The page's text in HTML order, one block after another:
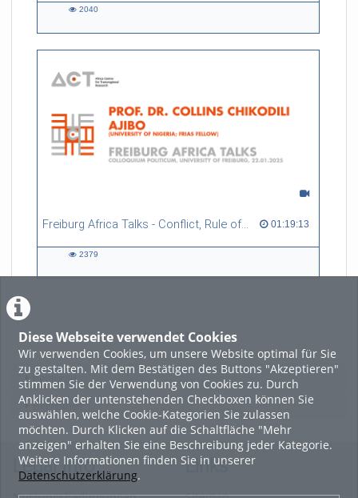
Diese Webseite verwendet Cookies
Wir verwenden Cookies, um unsere Website optimal für Sie
zu gestalten. Mit dem Bestätigen des Buttons "Akzeptieren"
stimmen Sie der Verwendung von Cookies zu. Durch
Anklicken der untenstehenden Checkboxen können Sie
auswählen, welche Cookie-Kategorien Sie zulassen
möchten. Durch Klicken auf die Schaltfläche "Mehr
anzeigen" erhalten Sie eine Beschreibung jeder Kategorie.
Weitere Informationen finden Sie in unserer
Datenschutzerklärung.
2040
Freiburg Africa Talks - Conflict, Rule of Law and Critical Minerals in Africa 01:19:13
01:19:13 duration
2379
LADE MEHR
Featured
Beliebtheit
Legal Info Links